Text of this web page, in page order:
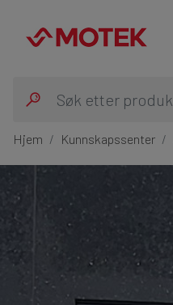
Hjem Kunnskapssenter